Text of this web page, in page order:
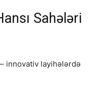
Sahələri
innovativ layihələrdə